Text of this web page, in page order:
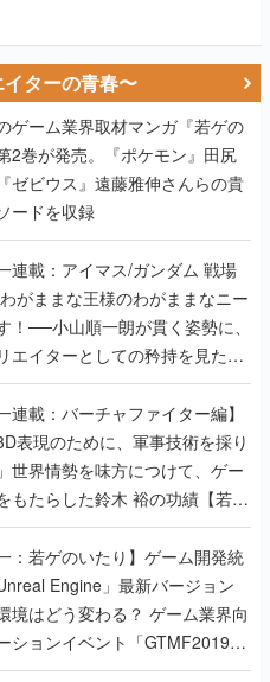
ターの青春〜
ゲーム業界取材マンガ『若ゲの
2巻が発売。『ポケモン』田尻
ゼビウス』遠藤雅伸さんらの貴
ードを収録
連載：アイマス/ガンダム 戦場
がままな王様のわがままなニー
！──小山順一朗が貫く姿勢に、
エイターとしての矜持を見た
たり最終回】
連載：バーチャファイター編】
表現のために、軍事技術を採り
世界情勢を味方につけて、ゲー
もたらした鈴木 裕の功績【若ゲ
：若ゲのいたり】ゲーム開発統
Engine」最新バージョン
境はどう変わる？ ゲーム業界向
ションイベント「GTMF2019」
より理解を深めよう【PR】